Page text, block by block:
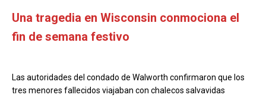
Una tragedia en Wisconsin conmociona el
fin de semana festivo
Las autoridades del condado de Walworth confirmaron que los
tres menores fallecidos viajaban con chalecos salvavidas